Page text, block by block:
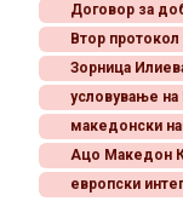
Договор за
Втор протокол
Зорница
условување на
македонски
Ацо Македон
европски